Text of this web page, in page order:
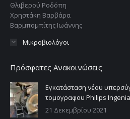
Θλιβερού Ροδόπη
Χρηστάκη Βαρβάρα
Βαρμπομπίτης Ιωάννης
Μικροβιολόγοι
Πρόσφατες Ανακοινώσεις
Εγκατάσταση νέου
τομογραφου Philips
21 Δεκεμβρίου 2021